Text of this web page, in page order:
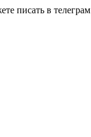
писать в телеграм